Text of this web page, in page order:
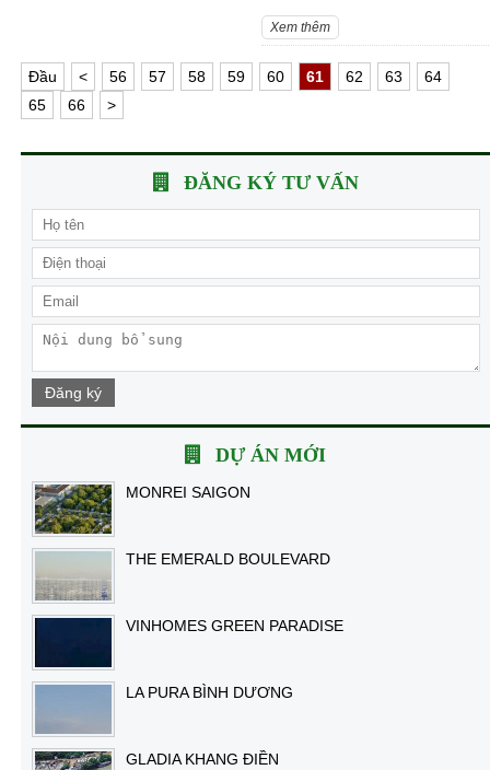
Xem thêm
Ðầu < 56 57 58 59 60 61 62 63
64
65
66 >
ĐĂNG KÝ TƯ VẤN
Đăng ký
DỰ ÁN MỚI
MONREI SAIGON
THE EMERALD BOULEVARD
VINHOMES GREEN PARADISE
LA PURA BÌNH DƯƠNG
GLADIA KHANG ĐIỀN